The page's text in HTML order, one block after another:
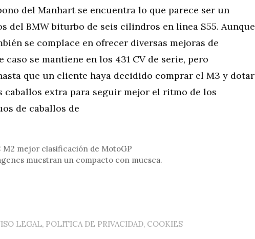
del Manhart se encuentra lo que parece ser un
del BMW biturbo de seis cilindros en línea S55. Aunque
se complace en ofrecer diversas mejoras de
caso se mantiene en los 431 CV de serie, pero
que un cliente haya decidido comprar el M3 y dotar
caballos extra para seguir mejor el ritmo de los
de caballos de
M2 mejor clasificación de MotoGP
muestran un compacto con muesca.
LEGAL, POLITICA DE PRIVACIDAD, COOKIES